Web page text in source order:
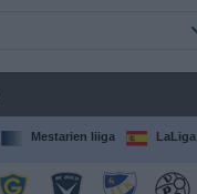
Mestarien liiga LaLiga